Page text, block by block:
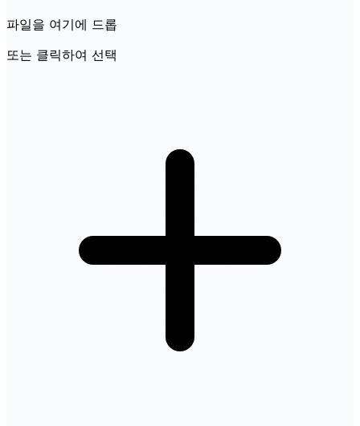
파일을 여기에 드롭
또는 클릭하여 선택